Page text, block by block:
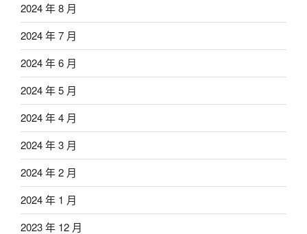
2024 年 8 月
2024 年 7 月
2024 年 6 月
2024 年 5 月
2024 年 4 月
2024 年 3 月
2024 年 2 月
2024 年 1 月
2023 年 12 月